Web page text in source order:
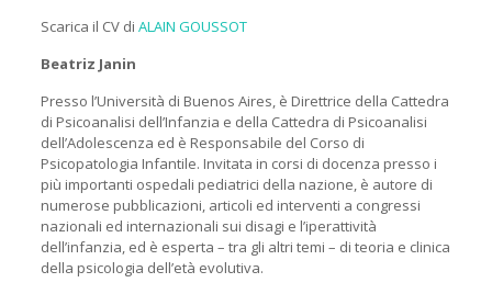
Scarica il CV di ALAIN GOUSSOT
Beatriz Janin
Presso l’Università di Buenos Aires, è Direttrice della Cattedra
di Psicoanalisi dell’Infanzia e della Cattedra di Psicoanalisi
dell’Adolescenza ed è Responsabile del Corso di
Psicopatologia Infantile. Invitata in corsi di docenza presso i
più importanti ospedali pediatrici della nazione, è autore di
numerose pubblicazioni, articoli ed interventi a congressi
nazionali ed internazionali sui disagi e l’iperattività
dell’infanzia, ed è esperta – tra gli altri temi – di teoria e clinica
della psicologia dell’età evolutiva.